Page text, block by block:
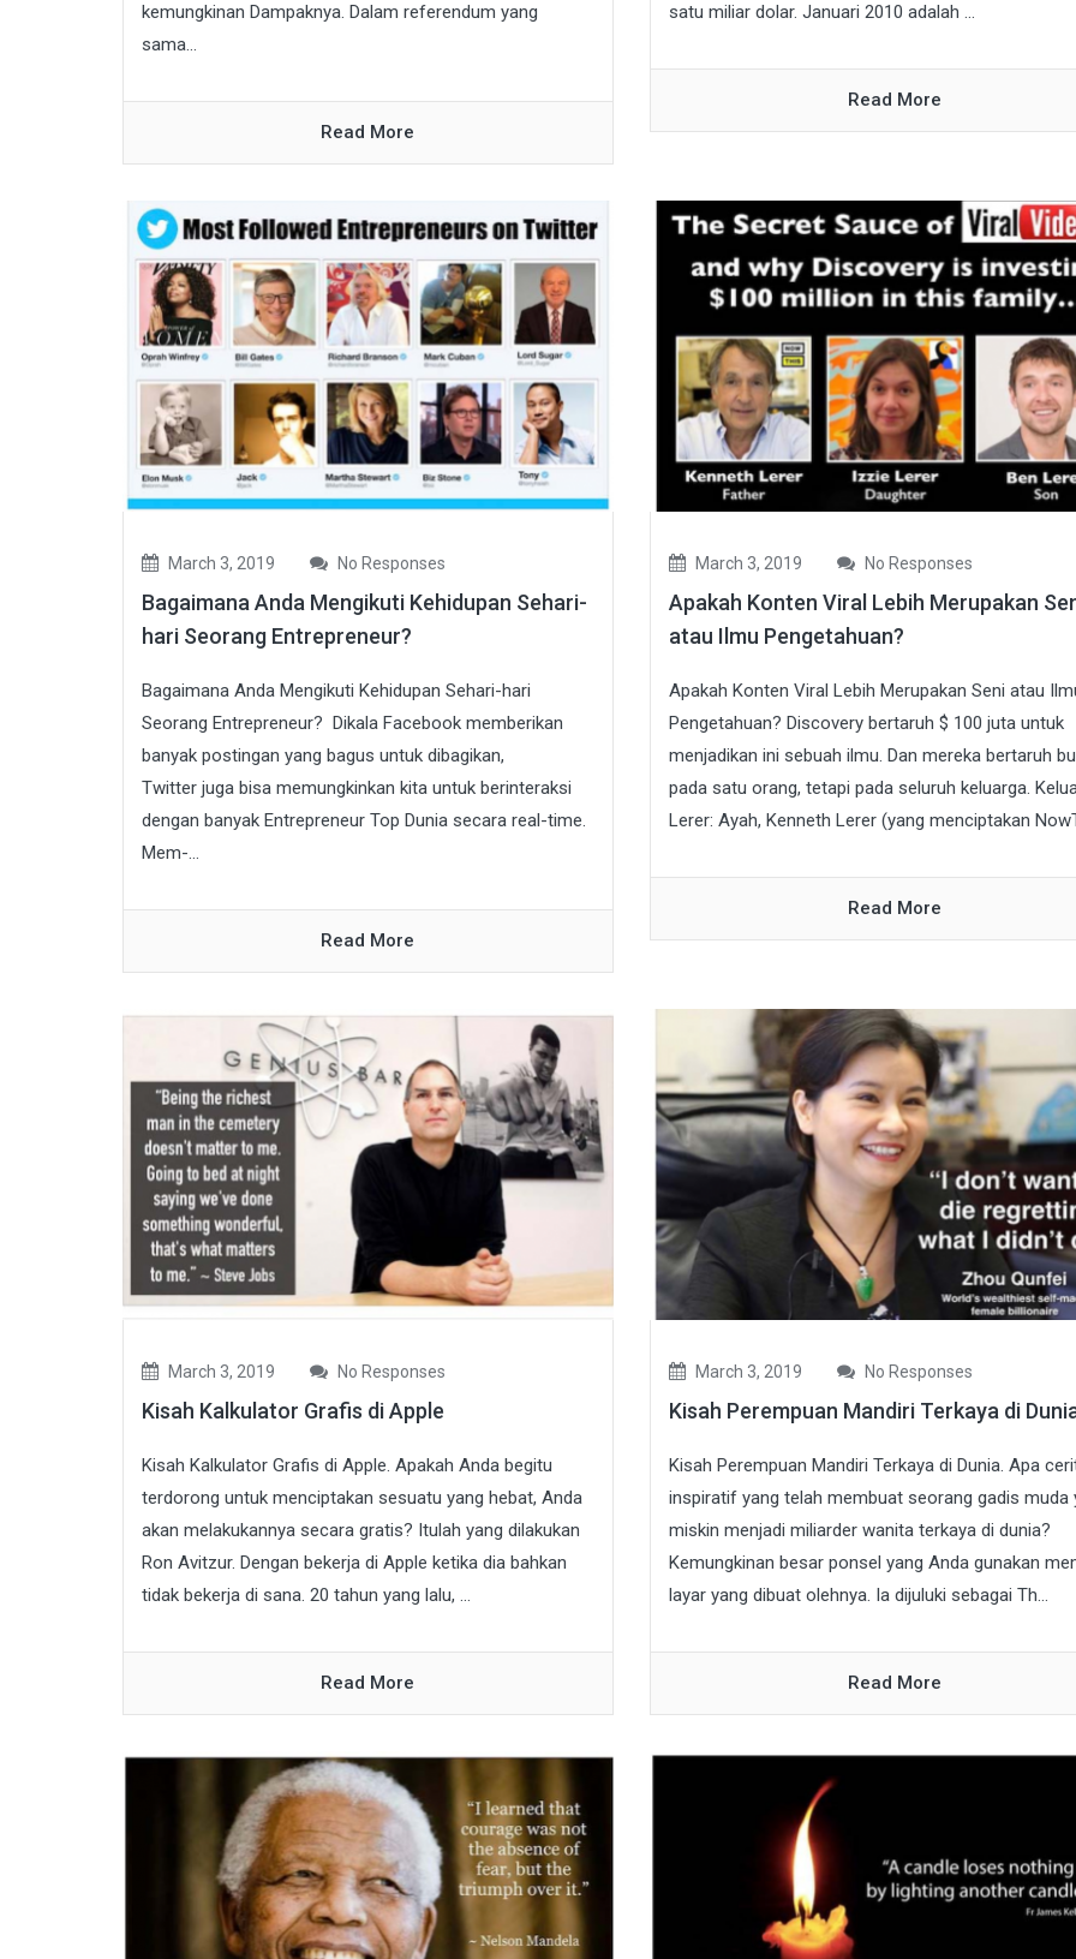
kemungkinan Dampaknya. Dalam referendum yang
sama...
Read More
satu miliar dolar. Januari 2010 adalah ...
Read More
March 3, 2019 No Responses
Bagaimana Anda Mengikuti Kehidupan Sehari-
hari Seorang Entrepreneur?
Bagaimana Anda Mengikuti Kehidupan Sehari-hari
Seorang Entrepreneur? Dikala Facebook memberikan
banyak postingan yang bagus untuk dibagikan,
Twitter juga bisa memungkinkan kita untuk berinteraksi
dengan banyak Entrepreneur Top Dunia secara real-time.
Mem-...
Read More
March 3, 2019 No Responses
Apakah Konten Viral Lebih Merupakan
atau Ilmu Pengetahuan?
Apakah Konten Viral Lebih Merupakan Seni atau
Pengetahuan? Discovery bertaruh $ 100 juta untuk
menjadikan ini sebuah ilmu. Dan mereka bertaruh
pada satu orang, tetapi pada seluruh keluarga.
Lerer: Ayah, Kenneth Lerer (yang menciptakan
Read More
March 3, 2019 No Responses
Kisah Kalkulator Grafis di Apple
Kisah Kalkulator Grafis di Apple. Apakah Anda begitu
terdorong untuk menciptakan sesuatu yang hebat, Anda
akan melakukannya secara gratis? Itulah yang dilakukan
Ron Avitzur. Dengan bekerja di Apple ketika dia bahkan
tidak bekerja di sana. 20 tahun yang lalu, ...
Read More
March 3, 2019 No Responses
Kisah Perempuan Mandiri Terkaya di
Kisah Perempuan Mandiri Terkaya di Dunia. Apa
inspiratif yang telah membuat seorang gadis muda
miskin menjadi miliarder wanita terkaya di dunia?
Kemungkinan besar ponsel yang Anda gunakan
layar yang dibuat olehnya. Ia dijuluki sebagai Th...
Read More